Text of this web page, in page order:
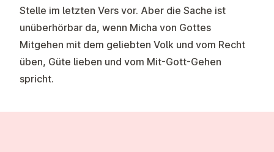
Stelle im letzten Vers vor. Aber die Sache ist
unüberhörbar da, wenn Micha von Gottes
Mitgehen mit dem geliebten Volk und vom Recht
üben, Güte lieben und vom Mit-Gott-Gehen
spricht.